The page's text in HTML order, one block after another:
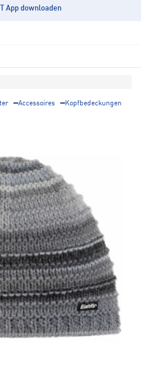
App downloaden
Accessoires
Kopfbedeckungen